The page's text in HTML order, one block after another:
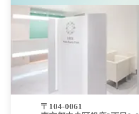
〒104-0061